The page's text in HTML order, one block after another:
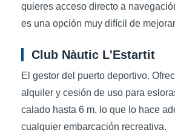
quieres acceso directo a
es una opción muy difícil de
Club Nàutic L'Estartit
El gestor del puerto deportivo.
alquiler y cesión de uso para
calado hasta 6 m, lo que lo hace
cualquier embarcación recreativa.